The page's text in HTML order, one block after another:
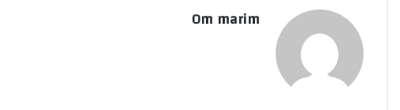
Om marim